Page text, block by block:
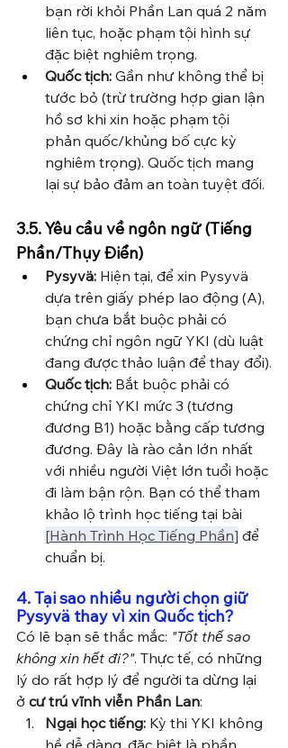
bạn rời khỏi Phần Lan quá 2 năm
liên tục, hoặc phạm tội hình sự
đặc biệt nghiêm trọng.
Quốc tịch: Gần như không thể bị
tước bỏ (trừ trường hợp gian lận
hồ sơ khi xin hoặc phạm tội
phản quốc/khủng bố cực kỳ
nghiêm trọng). Quốc tịch mang
lại sự bảo đảm an toàn tuyệt đối.
3.5. Yêu cầu về ngôn ngữ (Tiếng
Phần/Thụy Điển)
Pysyvä: Hiện tại, để xin Pysyvä
dựa trên giấy phép lao động (A),
bạn chưa bắt buộc phải có
chứng chỉ ngôn ngữ YKI (dù luật
đang được thảo luận để thay đổi).
Quốc tịch: Bắt buộc phải có
chứng chỉ YKI mức 3 (tương
đương B1) hoặc bằng cấp tương
đương. Đây là rào cản lớn nhất
với nhiều người Việt lớn tuổi hoặc
đi làm bận rộn. Bạn có thể tham
khảo lộ trình học tiếng tại bài
[Hành Trình Học Tiếng Phần] để
chuẩn bị.
4. Tại sao nhiều người chọn giữ
Pysyvä thay vì xin Quốc tịch?
Có lẽ bạn sẽ thắc mắc: "Tốt thế sao
không xin hết đi?". Thực tế, có những
lý do rất hợp lý để người ta dừng lại
ở cư trú vĩnh viễn Phần Lan:
Ngại học tiếng: Kỳ thi YKI không
hề dễ dàng, đặc biệt là phần